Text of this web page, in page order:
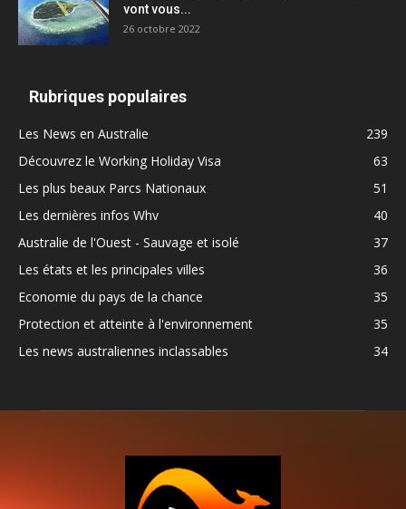
vont vous...
26 octobre 2022
Rubriques populaires
Les News en Australie
239
Découvrez le Working Holiday Visa
63
Les plus beaux Parcs Nationaux
51
Les dernières infos Whv
40
Australie de l'Ouest - Sauvage et isolé
37
Les états et les principales villes
36
Economie du pays de la chance
35
Protection et atteinte à l'environnement
35
Les news australiennes inclassables
34